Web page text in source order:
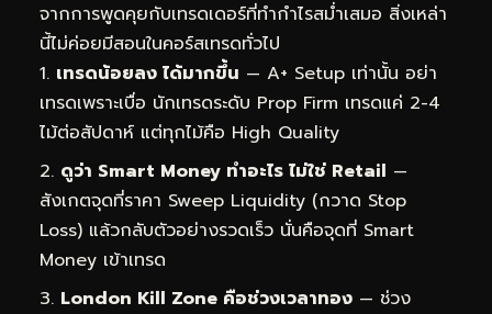
จากการพูดคุยกับเทรดเดอร์ที่ทำกำไรสม่ำเสมอ สิ่งเหล่า
นี้ไม่ค่อยมีสอนในคอร์สเทรดทั่วไป
เทรดน้อยลง ได้มากขึ้น — A+ Setup เท่านั้น อย่า
เทรดเพราะเบื่อ นักเทรดระดับ Prop Firm เทรดแค่ 2-4
ไม้ต่อสัปดาห์ แต่ทุกไม้คือ High Quality
ดูว่า Smart Money ทำอะไร ไม่ใช่ Retail —
สังเกตจุดที่ราคา Sweep Liquidity (กวาด Stop
Loss) แล้วกลับตัวอย่างรวดเร็ว นั่นคือจุดที่ Smart
Money เข้าเทรด
London Kill Zone คือช่วงเวลาทอง — ช่วง